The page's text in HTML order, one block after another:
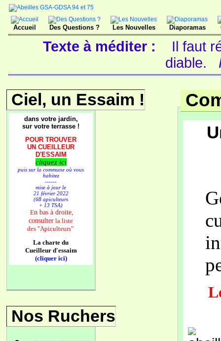
Accueil Des Questions ? Les Nouvelles Diaporamas
Texte à méditer :
Il faut
diable.
Ciel, un Essaim !
dans votre jardin,
sur votre terrasse !
POUR TROUVER
UN CUEILLEUR
D'ESSAIM
cliquez ici
puis sur la commune où vous
habitez
------
mise à jour le
21 février 2022
(68 apiculteurs
+ 13 TSA)
En bas à droite,
consulter la liste
des "Apiculteurs"
La charte du
Cueilleur d'essaim
(cliquer ici)
Nos Ruchers